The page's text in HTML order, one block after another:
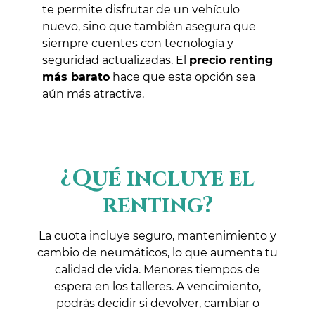
te permite disfrutar de un vehículo
nuevo, sino que también asegura que
siempre cuentes con tecnología y
seguridad actualizadas. El precio renting
más barato hace que esta opción sea
aún más atractiva.
¿Qué incluye el
renting?
La cuota incluye seguro, mantenimiento y
cambio de neumáticos, lo que aumenta tu
calidad de vida. Menores tiempos de
espera en los talleres. A vencimiento,
podrás decidir si devolver, cambiar o